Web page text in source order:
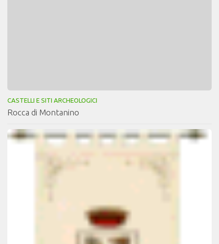
CASTELLI E SITI ARCHEOLOGICI
Rocca di Montanino